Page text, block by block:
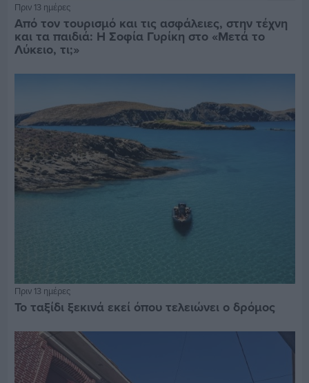
Πριν 13 ημέρες
Από τον τουρισμό και τις ασφάλειες, στην τέχνη
και τα παιδιά: Η Σοφία Γυρίκη στο «Μετά το
Λύκειο, τι;»
Πριν 13 ημέρες
Το ταξίδι ξεκινά εκεί όπου τελειώνει ο δρόμος